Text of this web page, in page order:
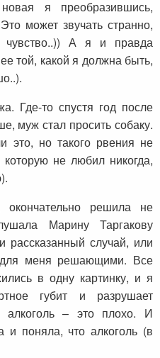
я преобразившись,
может звучать странно,
А я и правда
той, какой я должна быть,
Где-то спустя год после
муж стал просить собаку.
это, но такого рвения не
не любил никогда,
окончательно решила не
Марину Таргакову
рассказанный случай, или
для меня решающими. Все
в одну картинку, и я
губит и разрушает
алкоголь – это плохо. И
поняла, что алкоголь (в